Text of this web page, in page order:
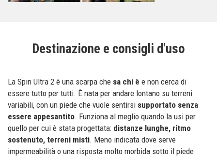
Destinazione e consigli d'uso
La Spin Ultra 2 è una scarpa che sa chi è e non cerca di
essere tutto per tutti. È nata per andare lontano su terreni
variabili, con un piede che vuole sentirsi supportato senza
essere appesantito. Funziona al meglio quando la usi per
quello per cui è stata progettata: distanze lunghe, ritmo
sostenuto, terreni misti. Meno indicata dove serve
impermeabilità o una risposta molto morbida sotto il piede.